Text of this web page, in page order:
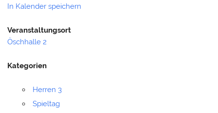
In Kalender speichern
Veranstaltungsort
Öschhalle 2
Kategorien
Herren 3
Spieltag